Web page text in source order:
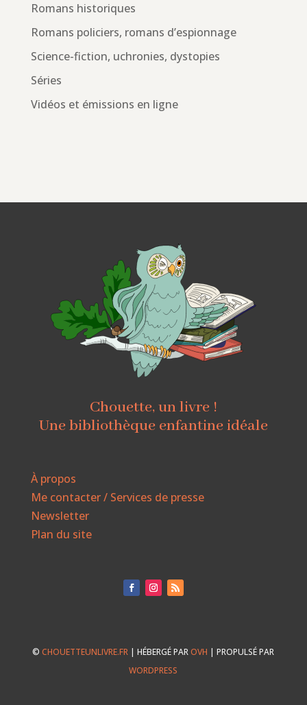
Romans historiques
Romans policiers, romans d’espionnage
Science-fiction, uchronies, dystopies
Séries
Vidéos et émissions en ligne
Chouette, un livre !
Une bibliothèque enfantine idéale
À propos
Me contacter / Services de presse
Newsletter
Plan du site
©CHOUETTEUNLIVRE.FR | HÉBERGÉ PAROVH | PROPULSÉ PAR
WORDPRESS